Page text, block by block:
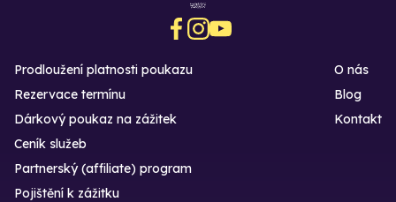
Prodloužení platnosti poukazu
Rezervace termínu
Dárkový poukaz na zážitek
O nás
Blog
Kontakt
Ceník služeb
Partnerský (affiliate) program
Pojištění k zážitku